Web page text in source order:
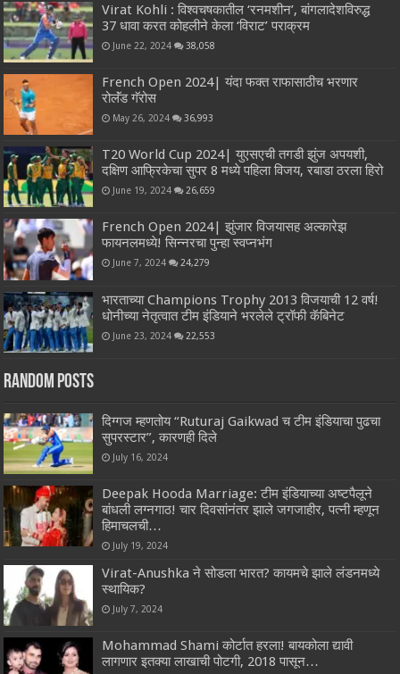
Virat Kohli : विश्वचषकातील ‘रनमशीन’, बांगलादेशविरुद्ध
37 धावा करत कोहलीने केला ‘विराट’ पराक्रम
June 22, 2024 38,058
French Open 2024| यंदा फक्त राफासाठीच भरणार
रोलॅंड गॅरोस
May 26, 2024 36,993
T20 World Cup 2024| युएसएची तगडी झुंज अपयशी,
दक्षिण आफ्रिकेचा सुपर 8 मध्ये पहिला विजय, रबाडा ठरला हिरो
June 19, 2024 26,659
French Open 2024| झुंजार विजयासह अल्कारेझ
फायनलमध्ये! सिन्नरचा पुन्हा स्वप्नभंग
June 7, 2024 24,279
भारताच्या Champions Trophy 2013 विजयाची 12 वर्ष!
धोनीच्या नेतृत्वात टीम इंडियाने भरलेले ट्रॉफी कॅबिनेट
June 23, 2024 22,553
Random Posts
दिग्गज म्हणतोय “Ruturaj Gaikwad च टीम इंडियाचा पुढचा
सुपरस्टार”, कारणही दिले
July 16, 2024
Deepak Hooda Marriage: टीम इंडियाच्या अष्टपैलूने
बांधली लग्नगाठ! चार दिवसांनंतर झाले जगजाहीर, पत्नी म्हणून
हिमाचलची…
July 19, 2024
Virat-Anushka ने सोडला भारत? कायमचे झाले लंडनमध्ये
स्थायिक?
July 7, 2024
Mohammad Shami कोर्टात हरला! बायकोला द्यावी
लागणार इतक्या लाखाची पोटगी, 2018 पासून…